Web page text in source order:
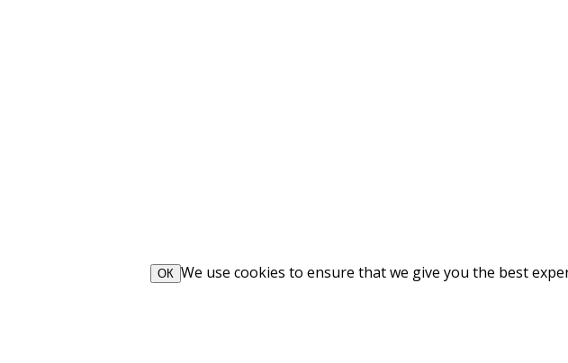
We use cookies to ensure that we give you the best
ОК